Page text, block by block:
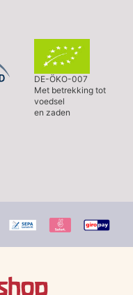
DE-ÖKO-007
Met betrekking tot
voedsel
en zaden